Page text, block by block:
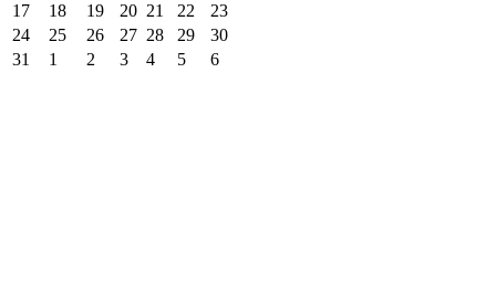
17
18 19 20 21 22
23
24
25 26 27 28 29
30
31
1 2 3 4 5 6